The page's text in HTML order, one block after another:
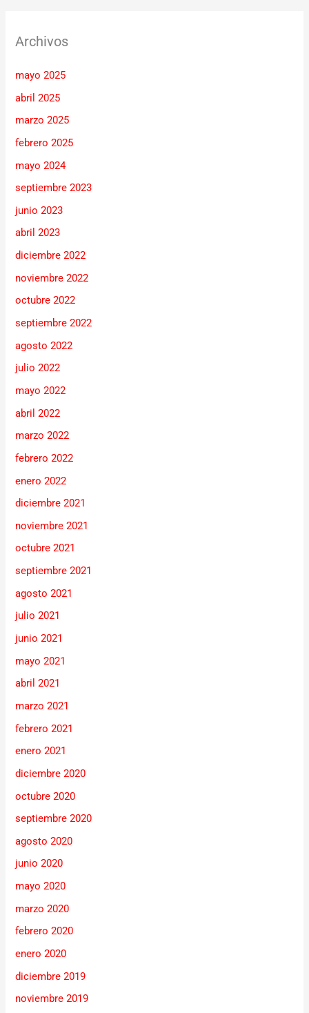
Archivos
mayo 2025
abril 2025
marzo 2025
febrero 2025
mayo 2024
septiembre 2023
junio 2023
abril 2023
diciembre 2022
noviembre 2022
octubre 2022
septiembre 2022
agosto 2022
julio 2022
mayo 2022
abril 2022
marzo 2022
febrero 2022
enero 2022
diciembre 2021
noviembre 2021
octubre 2021
septiembre 2021
agosto 2021
julio 2021
junio 2021
mayo 2021
abril 2021
marzo 2021
febrero 2021
enero 2021
diciembre 2020
octubre 2020
septiembre 2020
agosto 2020
junio 2020
mayo 2020
marzo 2020
febrero 2020
enero 2020
diciembre 2019
noviembre 2019